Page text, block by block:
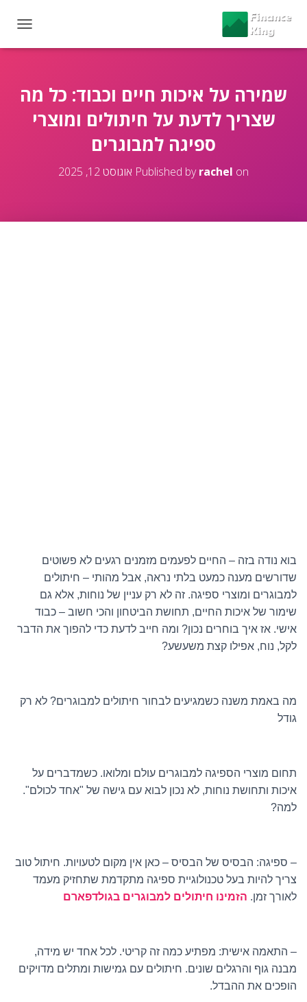
O
Eשמירה על איכות חיים וכבוד: כל מה
שצריך לדעת על חיתולים ומוצרי
ספיגה למבוגרים
Published byrachel on אוגוסט 12, 2025
בוא נודה בזה – החיים לפעמים מזמנים רגעים לא פשוטים
שדורשים מענה כמעט בלתי נראה, אבל מהותי – חיתולים
למבוגרים ומוצרי ספיגה. זה לא רק עניין של נוחות, אלא גם
שימור של איכות החיים, תחושת הביטחון והכי חשוב – כבוד
אישי. אז איך בוחרים נכון? ומה חייב לדעת כדי להפוך את הדבר
לקל, נוח, אפילו קצת משעשע?
מה באמת משנה כשמגיעים לבחור חיתולים למבוגרים? לא רק
גודל
תחום מוצרי הספיגה למבוגרים עולם ומלואו. כשמדברים על
איכות ותחושת נוחות, לא נכון לבוא עם גישה של "אחד לכולם".
למה?
– ספיגה: הבסיס של הבסיס – כאן אין מקום לטעויות. חיתול טוב
צריך להיות בעל טכנולוגיית ספיגה מתקדמת שתחזיק מעמד
לאורך זמן. הזמינו חיתולים למבוגרים בגולדפארם
– התאמה אישית: מפתיע כמה זה קריטי. לכל אחד יש מידה,
מבנה גוף והרגלים שונים. חיתולים עם גמישות ומתלים מדויקים
הופכים את ההבדל.